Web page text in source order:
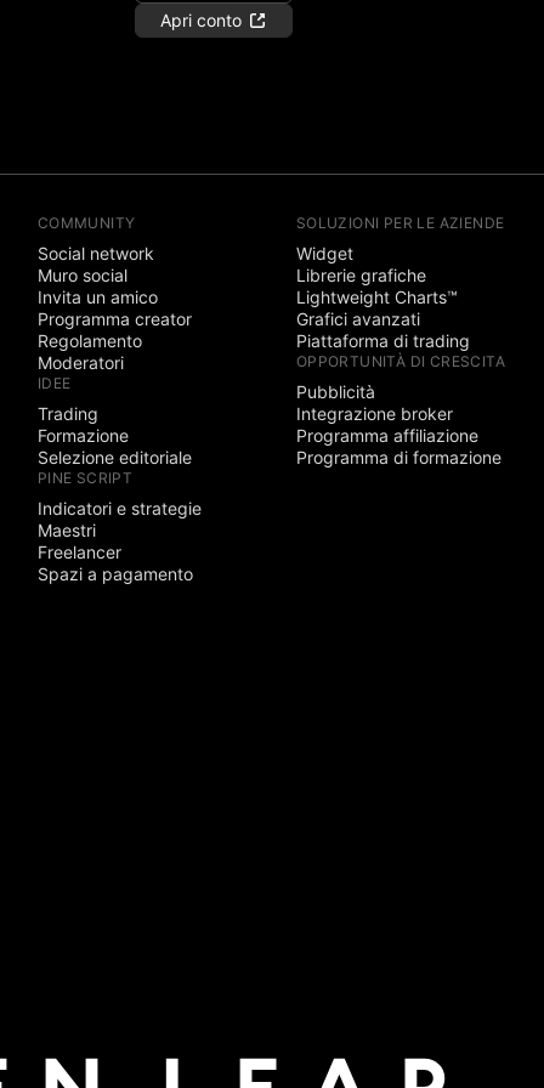
Apri conto
COMMUNITY
Social network
Muro social
Invita un amico
Programma creator
Regolamento
Moderatori
IDEE
Trading
Formazione
Selezione editoriale
PINE SCRIPT
Indicatori e strategie
Maestri
Freelancer
Spazi a pagamento
SOLUZIONI PER LE AZIENDE
Widget
Librerie grafiche
Lightweight Charts™
Grafici avanzati
Piattaforma di trading
OPPORTUNITÀ DI CRESCITA
Pubblicità
Integrazione broker
Programma affiliazione
Programma di formazione